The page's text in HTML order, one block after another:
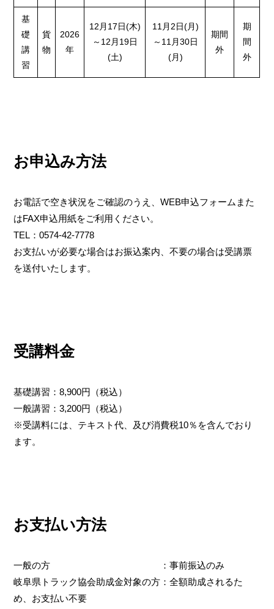
基
礎
講
習
貨
物
2026
年
12月17日(木)
～12月19日
(土)
11月2日(月)
～11月30日
(月)
期間
外
期
間
外
お申込み方法
お電話で空き状況をご確認のうえ、WEB申込フォームまた
はFAX申込用紙をご利用ください。
TEL：0574-42-7778
お支払いが必要な場合はお振込案内、不要の場合は受講票
を送付いたします。
受講料金
基礎講習：8,900円（税込）
一般講習：3,200円（税込）
※受講料には、テキスト代、及び消費税10％を含んでおり
ます。
お支払い方法
一般の方 ：事前振込のみ
岐阜県トラック協会助成金対象の方：全額助成されるた
め、お支払い不要